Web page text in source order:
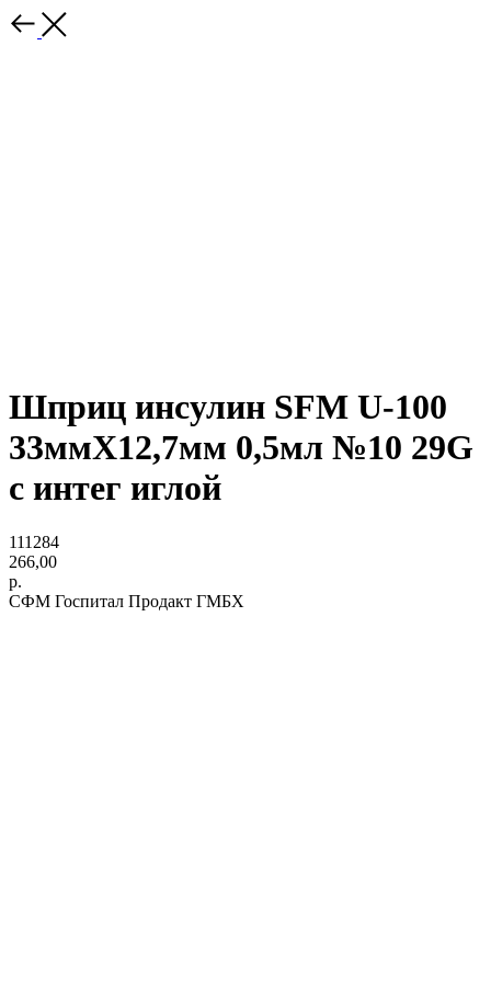
Шприц инсулин SFM U-100
33ммX12,7мм 0,5мл №10 29G
с интег иглой
111284
266,00
р.
СФМ Госпитал Продакт ГМБХ